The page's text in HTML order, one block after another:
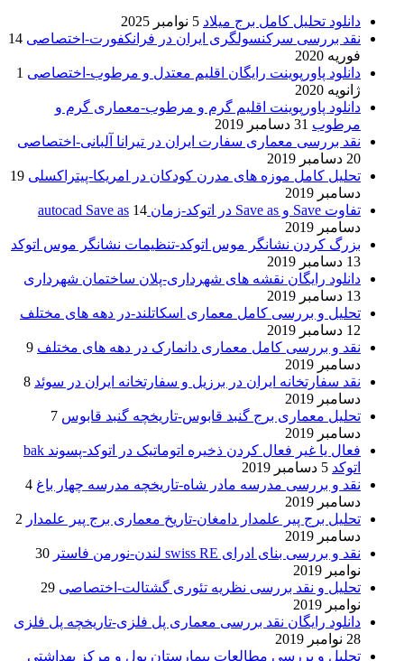
دانلود تحلیل کامل برج میلاد 5 نوامبر 2025
نقد بررسی سرکنسولگری ایران در فرانکفورت-اختصاصی 14
فوریه 2020
دانلود پاورپوینت رایگان اقلیم معتدل و مرطوب-اختصاصی 1
ژانویه 2020
دانلود پاورپوینت اقلیم گرم و مرطوب-معماری گرم و
مرطوب 31 دسامبر 2019
نقد بررسی معماری سفارت ایران در تیرانا آلبانی-اختصاصی
20 دسامبر 2019
تحلیل کامل موزه های مدرن کودکان در امریکا-پیتراکسلی 19
دسامبر 2019
تفاوت Save و Save as در اتوکد-زمان autocad Save as
14
دسامبر 2019
بزرگ کردن نشانگر موس اتوکد-تنظیمات نشانگر موس اتوکد
13 دسامبر 2019
دانلود رایگان نقشه های شهرداری-پلان ساختمان شهرداری
13 دسامبر 2019
تحلیل و بررسی کامل معماری اسکاتلند-در دهه های مختلف
12 دسامبر 2019
نقد و بررسی کامل معماری دانمارک در دهه های مختلف 9
دسامبر 2019
نقد سفارتخانه ایران در برزیل و سفارتخانه ایران در سوئد 8
دسامبر 2019
تحلیل معماری برج گنبد قابوس-تاریخچه گنبد قابوس 7
دسامبر 2019
فعال یا غیر فعال کردن ذخیره اتوماتیک در اتوکد-پسوند bak
اتوکد 5 دسامبر 2019
نقد و بررسی مدرسه مادر شاه-تاریخچه مدرسه چهار باغ 4
دسامبر 2019
تحلیل برج پیر علمدار دامغان-تاریخ معماری برج پیر علمدار 2
دسامبر 2019
نقد و بررسی بنای ادرای swiss RE لندن-نورمن فاستر
30
نوامبر 2019
تحلیل و نقد بررسی نظریه تئوری گشتالت-اختصاصی 29
نوامبر 2019
دانلود رایگان نقد بررسی معماری پل فلزی-تاریخچه پل فلزی
28 نوامبر 2019
تحلیل و بررسی مطالعات بیمارستان پول و مرکز بهداشتی